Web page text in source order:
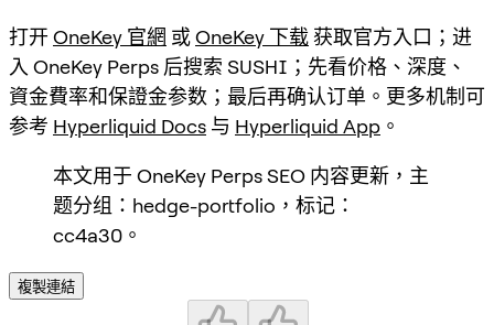
打开 OneKey 官網 或OneKey 下载 获取官方入口；进
入 OneKey Perps 后搜索 SUSHI ；先看价格、深度、
資金費率和保證金参数；最后再确认订单。更多机制可
参考 Hyperliquid Docs 与 Hyperliquid App 。
本文用于 OneKey Perps SEO 内容更新，主
题分组：hedge-portfolio，标记：
cc4a30。
複製連結